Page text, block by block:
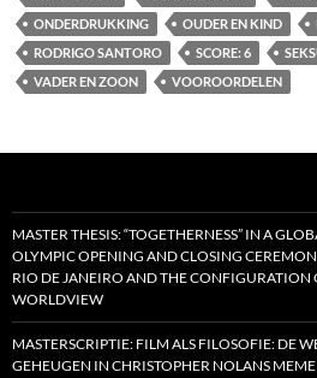
ONDERDRUKKING
OUDER EN KIND
RODRIGO SANTORO
SCORE: 6
VADER EN ZOON
VOOROORDELEN
MASTER THESIS: “TOGETHERNESS” IN A
OLYMPIC OPENING AND CLOSING
RIO DE JANEIRO AND THE CONFIGURATION
WORLDVIEW
MASTERSCRIPTIE: FILM ALS FILOSOFIE: DE
GEHEUGEN IN CHRISTOPHER NOLANS